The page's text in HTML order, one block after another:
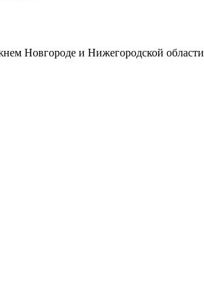
Новгороде и Нижегородской области